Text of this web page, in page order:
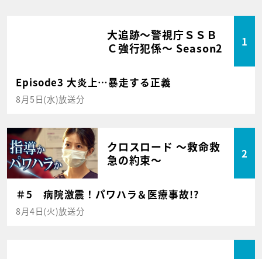
大追跡～警視庁ＳＳＢ
Ｃ強行犯係～ Season2
1
Episode3 大炎上…暴走する正義
8月5日(水)放送分
クロスロード ～救命救
急の約束～
2
＃5 病院激震！パワハラ＆医療事故!?
8月4日(火)放送分